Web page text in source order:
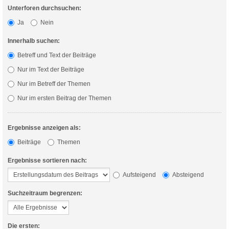
Unterforen durchsuchen:
Ja
Nein
Innerhalb suchen:
Betreff und Text der Beiträge
Nur im Text der Beiträge
Nur im Betreff der Themen
Nur im ersten Beitrag der Themen
Ergebnisse anzeigen als:
Beiträge
Themen
Ergebnisse sortieren nach:
Aufsteigend
Absteigend
Suchzeitraum begrenzen:
Die ersten: